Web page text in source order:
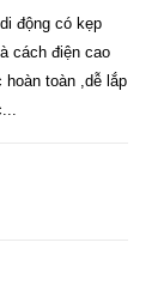
động có kẹp
cách điện cao
toàn ,dễ lắp